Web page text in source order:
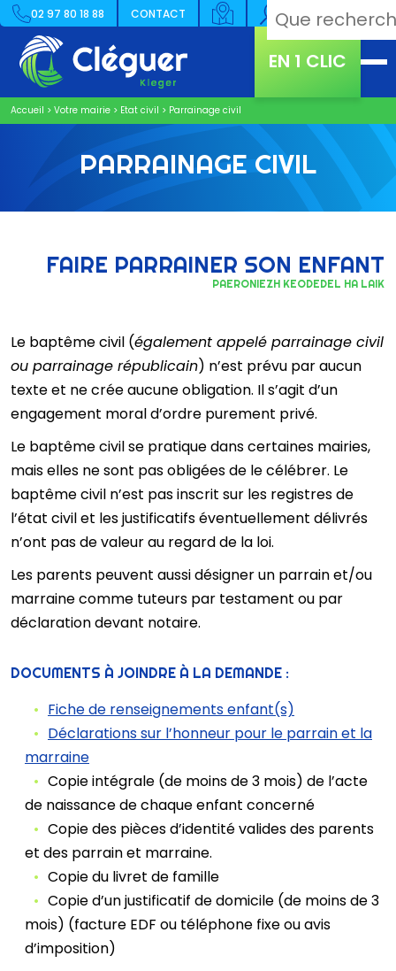
02 97 80 18 88 CONTACT
EN 1 CLIC
Accueil > Votre mairie > Etat civil > Parrainage civil
PARRAINAGE CIVIL
FAIRE PARRAINER SON ENFANT
PAERONIEZH KEODEDEL HA LAIK
Le baptême civil (également appelé parrainage civil
ou parrainage républicain) n’est prévu par aucun
texte et ne crée aucune obligation. Il s’agit d’un
engagement moral d’ordre purement privé.
Le baptême civil se pratique dans certaines mairies,
mais elles ne sont pas obligées de le célébrer. Le
baptême civil n’est pas inscrit sur les registres de
l’état civil et les justificatifs éventuellement délivrés
n’ont pas de valeur au regard de la loi.
Les parents peuvent aussi désigner un parrain et/ou
marraine comme tuteurs par testament ou par
déclaration devant notaire.
DOCUMENTS À JOINDRE À LA DEMANDE :
Fiche de renseignements enfant(s)
Déclarations sur l’honneur pour le parrain et la
marraine
Copie intégrale (de moins de 3 mois) de l’acte
de naissance de chaque enfant concerné
Copie des pièces d’identité valides des parents
et des parrain et marraine.
Copie du livret de famille
Copie d’un justificatif de domicile (de moins de 3
mois) (facture EDF ou téléphone fixe ou avis
d’imposition)